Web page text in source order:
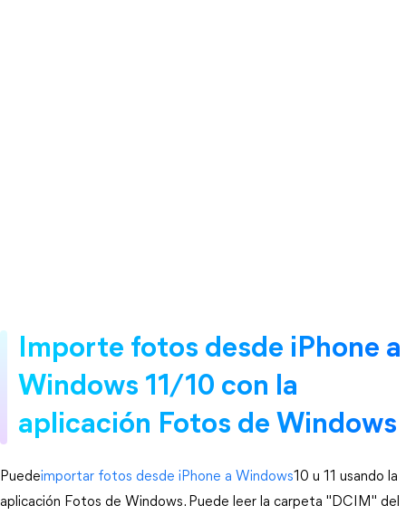
Importe fotos desde iPhone a
Windows 11/10 con la
aplicación Fotos de Windows
Puedeimportar fotos desde iPhone a Windows10 u 11 usando la
aplicación Fotos de Windows. Puede leer la carpeta "DCIM" del